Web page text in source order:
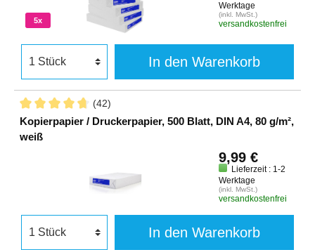
5x
Werktage
(inkl. MwSt.)
versandkostenfrei
In den Warenkorb
(42)
Kopierpapier / Druckerpapier, 500 Blatt, DIN A4, 80 g/m²,
weiß
9,99 €
Lieferzeit : 1-2
Werktage
(inkl. MwSt.)
versandkostenfrei
In den Warenkorb